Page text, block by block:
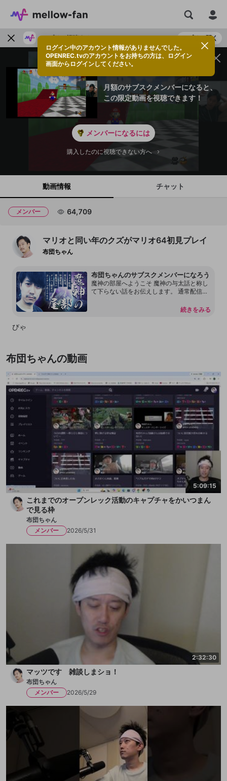
アプリで視聴する アプリで開く
月額のサブスクメンバーになると、
この限定動画を視聴できます！
メンバーになるには
購入したのに視聴できない方へ
動画情報 チャット
メンバー 64,709
マリオと同い年のクズがマリオ64初見プレイ
布団ちゃん
布団ちゃんのサブスクメンバーになろう
魔神の部屋へようこそ 魔神の与太話と称し
て下らない話をお伝えします。 通常配信で
を許可しておりません。 配信内容をリーク
続きをみる
びゃ
布団ちゃんの動画
5:09:15
これまでのオープンレック活動のキャプチャをかいつまん
で見る枠
布団ちゃん
メンバー
2026/5/31
2:32:30
マッツです 雑談しまショ！
布団ちゃん
メンバー
2026/5/29
ログイン中のアカウント情報がありませんでした。
OPENREC.tvのアカウントをお持ちの方は、ログイン
画面からログインしてください。